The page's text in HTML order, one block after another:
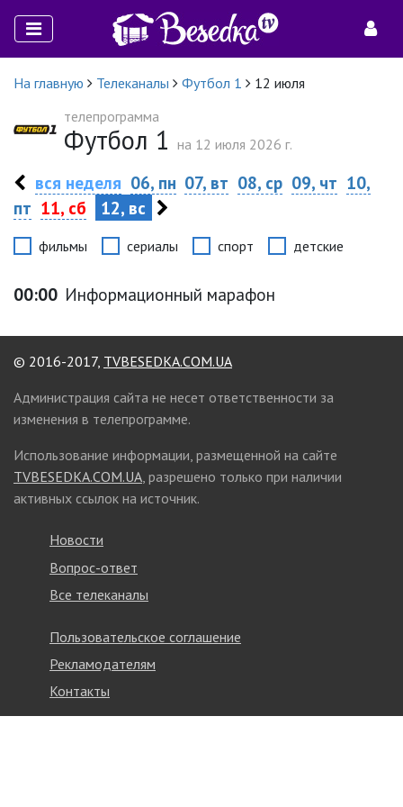
На главную Телеканалы Футбол 1
12 июля
телепрограмма
Футбол 1 на 12 июля 2026 г.
вся неделя 06, пн 07, вт 08, ср 09, чт 10,
пт 11, сб 12, вс
фильмы сериалы спорт детские
00:00 Информационный марафон
© 2016-2017, TVBESEDKA.COM.UA
Администрация сайта не несет ответственности за
изменения в телепрограмме.
Использование информации, размещенной на сайте
TVBESEDKA.COM.UA, разрешено только при наличии
активных ссылок на источник.
Новости
Вопрос-ответ
Все телеканалы
Пользовательское соглашение
Рекламодателям
Контакты